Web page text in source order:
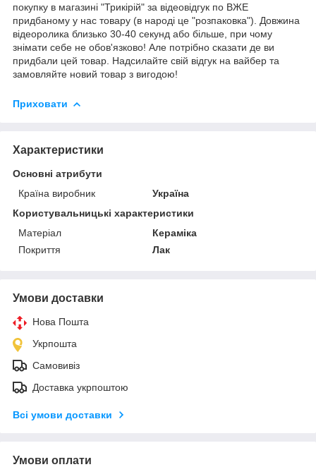
покупку в магазині "Трикірій" за відеовідгук по ВЖЕ
придбаному у нас товару (в народі це "розпаковка"). Довжина
відеоролика близько 30-40 секунд або більше, при чому
знімати себе не обов'язково! Але потрібно сказати де ви
придбали цей товар. Надсилайте свій відгук на вайбер та
замовляйте новий товар з вигодою!
Приховати
Характеристики
Основні атрибути
Країна виробник
Україна
Користувальницькі характеристики
Матеріал
Кераміка
Покриття
Лак
Умови доставки
Нова Пошта
Укрпошта
Самовивіз
Доставка укрпоштою
Всі умови доставки
Умови оплати